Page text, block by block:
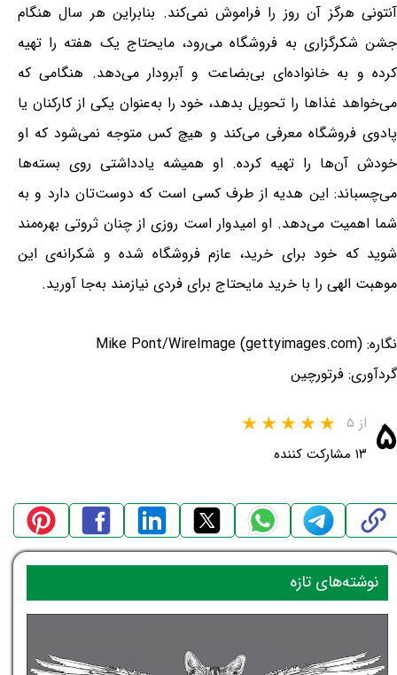
آنتونی هرگز آن روز را فراموش نمی‌کند. بنابراین هر سال هنگام
جشن شکرگزاری به فروشگاه می‌رود، مایحتاج یک هفته را تهیه
کرده و به خانواده‌ای بی‌بضاعت و آبرودار می‌دهد. هنگامی که
می‌خواهد غذاها را تحویل بدهد، خود را به‌عنوان یکی از کارکنان یا
پادوی فروشگاه معرفی می‌کند و هیچ کس متوجه نمی‌شود که او
خودش آن‌ها را تهیه کرده. او همیشه یادداشتی روی بسته‌ها
می‌چسباند: این هدیه از طرف کسی است که دوست‌تان دارد و به
شما اهمیت می‌دهد. او امیدوار است روزی از چنان ثروتی بهره‌مند
شوید که خود برای خرید، عازم فروشگاه شده و شکرانه‌ی این
موهبت الهی را با خرید مایحتاج برای فردی نیازمند به‌جا آورید.
نگاره: Mike Pont/WireImage (gettyimages.com)
گردآوری: فرتورچین
۵ از ۵
۱۳ مشارکت کننده
نوشته‌های تازه